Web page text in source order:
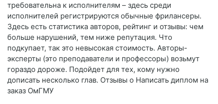
требовательна к исполнителям – здесь среди
исполнителей регистрируются обычные фрилансеры.
Здесь есть статистика авторов, рейтинг и отзывы: чем
больше нарушений, тем ниже репутация. Что
подкупает, так это невысокая стоимость. Авторы-
эксперты (это преподаватели и профессоры) возьмут
гораздо дороже. Подойдет для тех, кому нужно
дописать несколько глав. Отзывы о Написать диплом на
заказ ОмГМУ